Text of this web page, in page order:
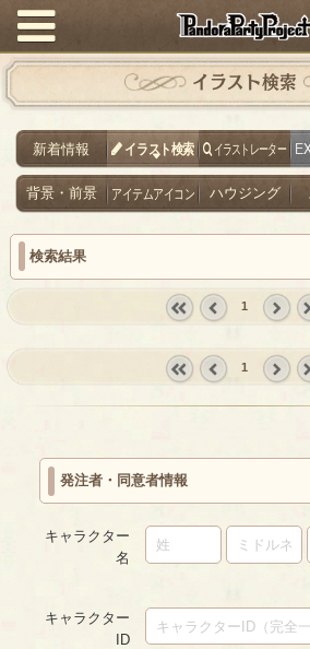
イラスト検索
新着情報 イラスト検索 イラストレーター
背景・前景 アイテムアイコン ハウジング
検索結果
prev
1
1
発注者・同意者情報
キャラクター
名
キャラクター
ID